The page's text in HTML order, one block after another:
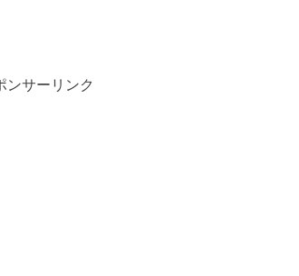
ンサーリンク